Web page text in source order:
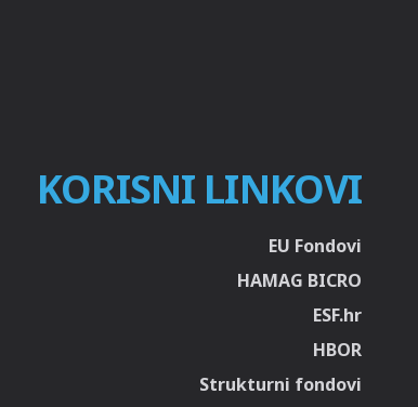
KORISNI LINKOVI
EU Fondovi
HAMAG BICRO
ESF.hr
HBOR
Strukturni fondovi